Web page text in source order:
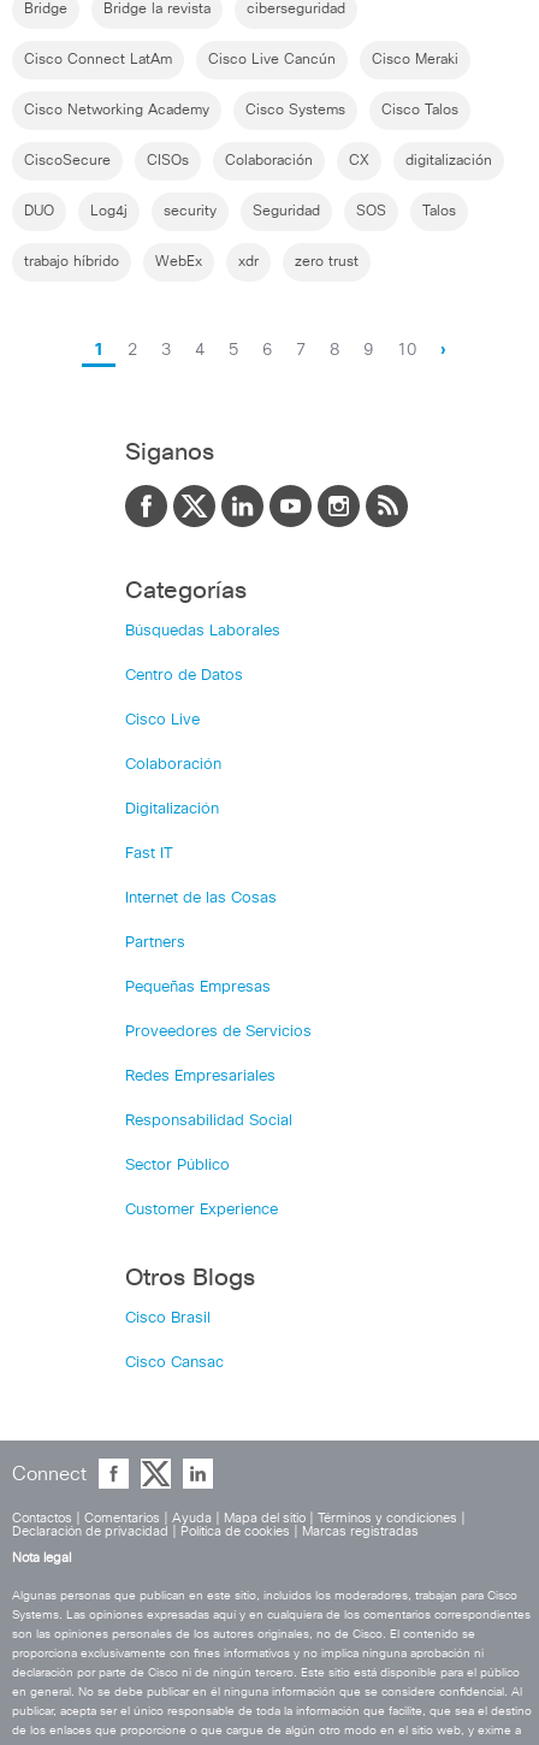
Bridge Bridge la revista ciberseguridad
Cisco Connect LatAm Cisco Live Cancún Cisco Meraki
Cisco Networking Academy Cisco Systems Cisco Talos
CiscoSecure CISOs Colaboración CX digitalización
DUO Log4j security Seguridad SOS Talos
trabajo híbrido WebEx xdr zero trust
1 2 3 4 5 6 7 8 9 10 ›
Siganos
Categorías
Búsquedas Laborales
Centro de Datos
Cisco Live
Colaboración
Digitalización
Fast IT
Internet de las Cosas
Partners
Pequeñas Empresas
Proveedores de Servicios
Redes Empresariales
Responsabilidad Social
Sector Público
Customer Experience
Otros Blogs
Cisco Brasil
Cisco Cansac
Connect
Contactos Comentarios Ayuda Mapa del sitio Términos y condiciones
Declaración de privacidad
Política de cookies
Marcas registradas
Nota legal
Algunas personas que publican en este sitio, incluidos los moderadores, trabajan para Cisco
Systems. Las opiniones expresadas aquí y en cualquiera de los comentarios correspondientes
son las opiniones personales de los autores originales, no de Cisco. El contenido se
proporciona exclusivamente con fines informativos y no implica ninguna aprobación ni
declaración por parte de Cisco ni de ningún tercero. Este sitio está disponible para el público
en general. No se debe publicar en él ninguna información que se considere confidencial. Al
publicar, acepta ser el único responsable de toda la información que facilite, que sea el destino
de los enlaces que proporcione o que cargue de algún otro modo en el sitio web, y exime a